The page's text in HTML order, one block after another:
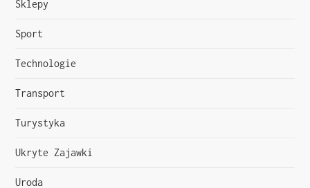
Sklepy
Sport
Technologie
Transport
Turystyka
Ukryte Zajawki
Uroda